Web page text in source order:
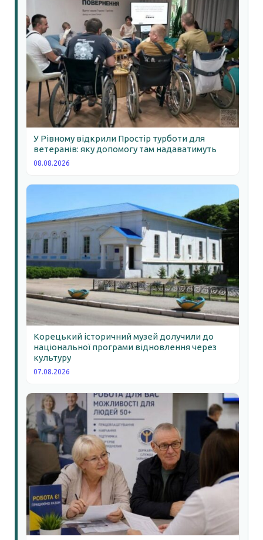
У Рівному відкрили Простір турботи для
ветеранів: яку допомогу там надаватимуть
08.08.2026
Корецький історичний музей долучили до
національної програми відновлення через
культуру
07.08.2026